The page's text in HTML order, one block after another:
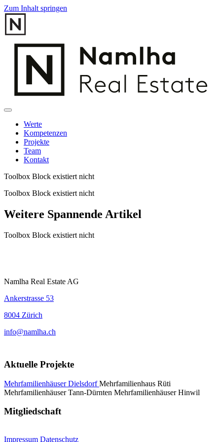
Zum Inhalt springen
Werte
Kompetenzen
Projekte
Team
Kontakt
Toolbox Block existiert nicht
Toolbox Block existiert nicht
Weitere Spannende Artikel
Toolbox Block existiert nicht
Namlha Real Estate AG
Ankerstrasse 53
8004 Zürich
info@namlha.ch
Aktuelle Projekte
Mehrfamilienhäuser DielsdorfMehrfamilienhaus Rüti
Mehrfamilienhäuser Tann-Dürnten Mehrfamilienhäuser Hinwil
Mitgliedschaft
Impressum Datenschutz